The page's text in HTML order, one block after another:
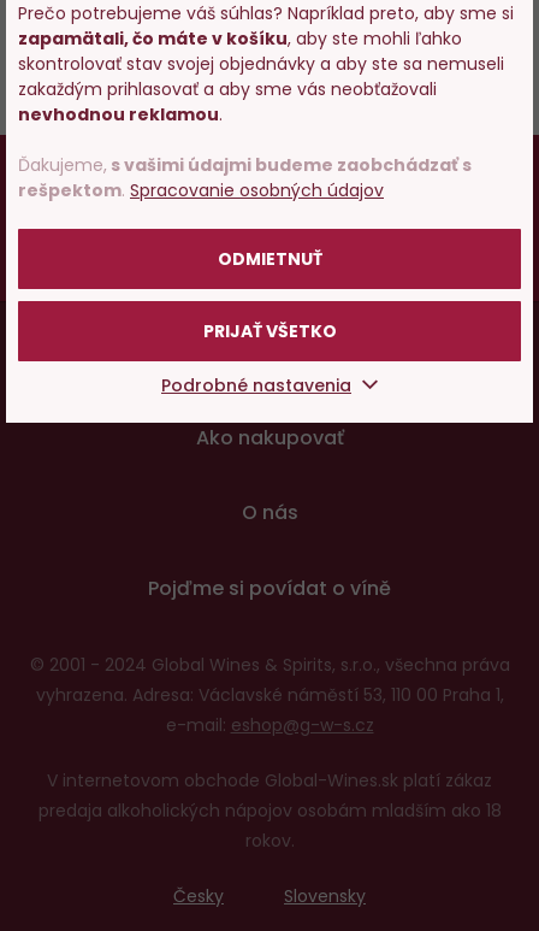
ZPĚT DO SLOVNÍKU
Prečo potrebujeme váš súhlas? Napríklad preto, aby sme si
zapamätali, čo máte v košíku, aby ste mohli ľahko
skontrolovať stav svojej objednávky a aby ste sa nemuseli
zakaždým prihlasovať a aby sme vás neobťažovali
nevhodnou reklamou.
Ďakujeme, s vašimi údajmi budeme zaobchádzať s
rešpektom. Spracovanie osobných údajov
ODMIETNUŤ
PRIJAŤ VŠETKO
Podrobné nastavenia
18
Osobám mladším ako 18 rokov alkohol
nepredávame, ak ste ešte nemali 18 rokov,
prosím skúste zatiaľ našu špičkovú minerálku.
pite zodpovedne
v
patičce
Vínopédia
Ako nakupovať
O nás
Pojďme si povídat o víně
© 2001 - 2024 Global Wines & Spirits, s.r.o., všechna práva
vyhrazena. Adresa: Václavské náměstí 53, 110 00 Praha 1,
e-mail: eshop@g-w-s.cz
V internetovom obchode Global-Wines.sk platí zákaz
predaja alkoholických nápojov osobám mladším ako 18
rokov.
Česky Slovensky
Vstupujete na stránky s
predajom alkoholu. Prosím
potvrďte, že Vám už bolo 18